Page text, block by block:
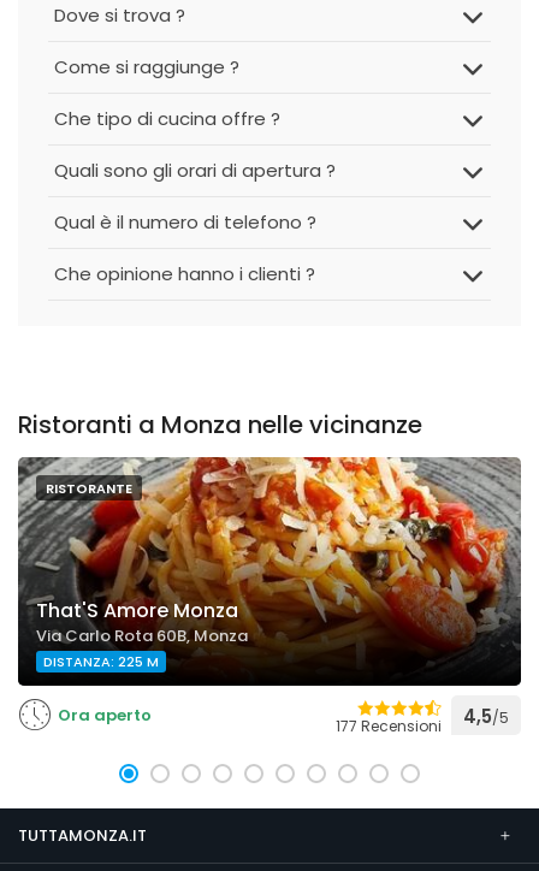
Dove si trova ?
Come si raggiunge ?
Che tipo di cucina offre ?
Quali sono gli orari di apertura ?
Qual è il numero di telefono ?
Che opinione hanno i clienti ?
Ristoranti a Monza nelle vicinanze
RISTORANTE
That'S Amore Monza
Via Carlo Rota 60B, Monza
DISTANZA: 225 M
Ora aperto 177 Recensioni 4,5/5
TUTTAMONZA.IT